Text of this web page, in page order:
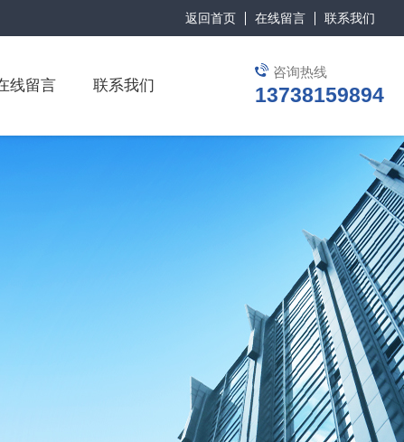
返回首页 在线留言 联系我们
咨询热线
13738159894
线留言 联系我们